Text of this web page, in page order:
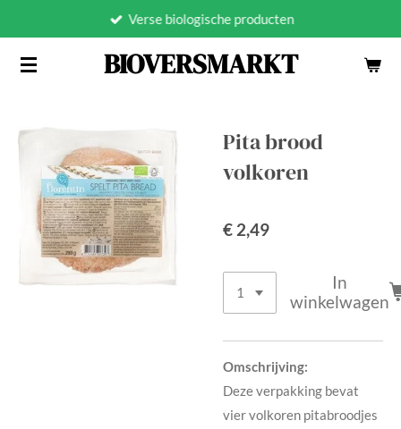
naar
BIOVERSMARKT
Verse biologische producten
Pita brood
volkoren
€ 2,49
In
winkelwagen
Omschrijving:
Deze verpakking bevat
vier volkoren pitabroodjes